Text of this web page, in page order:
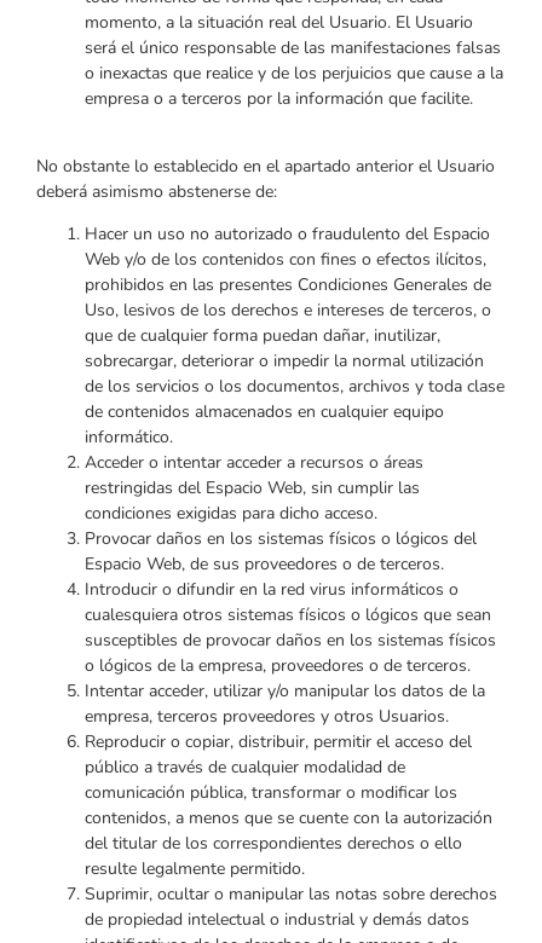
momento, a la situación real del Usuario. El Usuario
será el único responsable de las manifestaciones falsas
o inexactas que realice y de los perjuicios que cause a la
empresa o a terceros por la información que facilite.
No obstante lo establecido en el apartado anterior el Usuario
deberá asimismo abstenerse de:
Hacer un uso no autorizado o fraudulento del Espacio
Web y/o de los contenidos con fines o efectos ilícitos,
prohibidos en las presentes Condiciones Generales de
Uso, lesivos de los derechos e intereses de terceros, o
que de cualquier forma puedan dañar, inutilizar,
sobrecargar, deteriorar o impedir la normal utilización
de los servicios o los documentos, archivos y toda clase
de contenidos almacenados en cualquier equipo
informático.
Acceder o intentar acceder a recursos o áreas
restringidas del Espacio Web, sin cumplir las
condiciones exigidas para dicho acceso.
Provocar daños en los sistemas físicos o lógicos del
Espacio Web, de sus proveedores o de terceros.
Introducir o difundir en la red virus informáticos o
cualesquiera otros sistemas físicos o lógicos que sean
susceptibles de provocar daños en los sistemas físicos
o lógicos de la empresa, proveedores o de terceros.
Intentar acceder, utilizar y/o manipular los datos de la
empresa, terceros proveedores y otros Usuarios.
Reproducir o copiar, distribuir, permitir el acceso del
público a través de cualquier modalidad de
comunicación pública, transformar o modificar los
contenidos, a menos que se cuente con la autorización
del titular de los correspondientes derechos o ello
resulte legalmente permitido.
Suprimir, ocultar o manipular las notas sobre derechos
de propiedad intelectual o industrial y demás datos